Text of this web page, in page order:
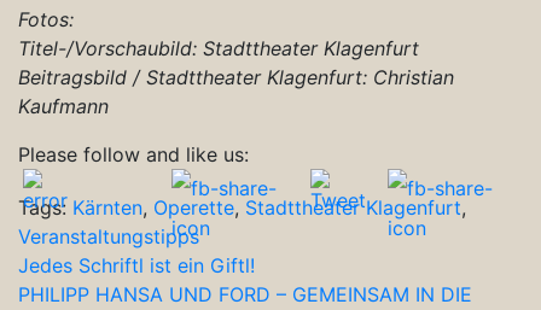
Fotos:
Titel-/Vorschaubild: Stadttheater Klagenfurt
Beitragsbild / Stadttheater Klagenfurt: Christian
Kaufmann
Please follow and like us:
Tags: Kärnten, Operette, Stadttheater Klagenfurt,
Veranstaltungstipps
Beitragsnavigation
Jedes Schriftl ist ein Giftl!
PHILIPP HANSA UND FORD – GEMEINSAM IN DIE